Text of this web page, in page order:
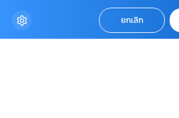
© COPYRIGHT 2026
AME IMAGINATIVE COMPANY LIMITED.
ยกเลิก